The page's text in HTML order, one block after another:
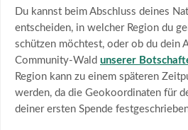
Du kannst beim Abschluss deines
entscheiden, in welcher Region du
schützen möchtest, oder ob du dein
Community-Wald unserer
Region kann zu einem späteren
werden, da die Geokoordinaten für
deiner ersten Spende